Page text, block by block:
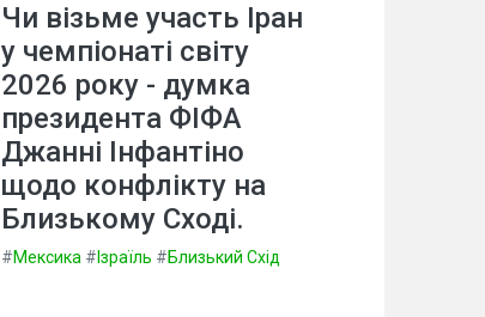
Чи візьме участь Іран
у чемпіонаті світу
2026 року - думка
президента ФІФА
Джанні Інфантіно
щодо конфлікту на
Близькому Сході.
#Мексика # Ізраїль #Близький Схід